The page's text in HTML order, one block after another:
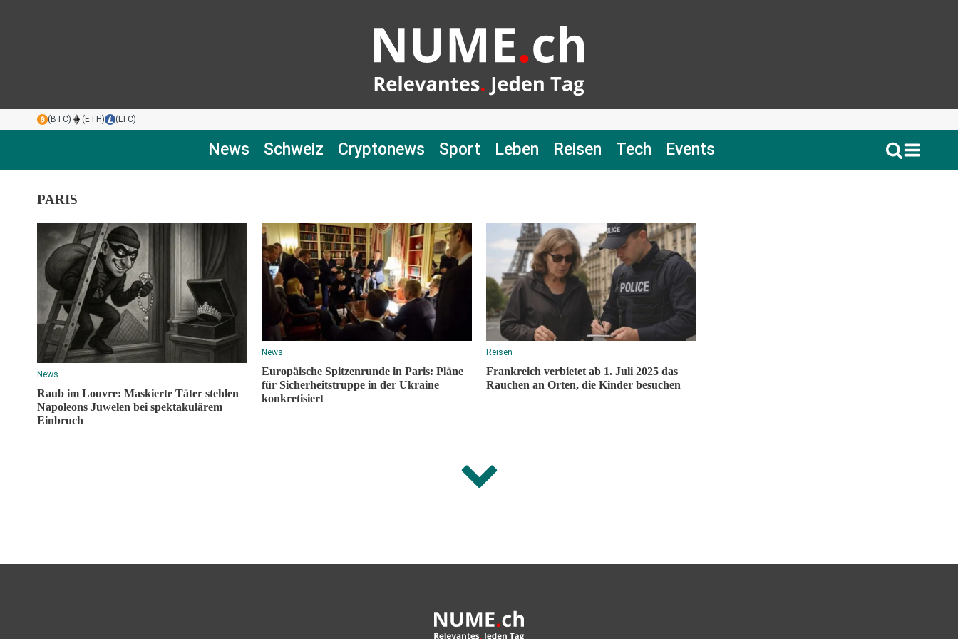
(BTC) (ETH) (LTC)
News Schweiz Cryptonews Sport Leben Reisen Tech Events
PARIS
News
Raub im Louvre: Maskierte Täter stehlen
Napoleons Juwelen bei spektakulärem
Einbruch
News
Europäische Spitzenrunde in Paris: Pläne
für Sicherheitstruppe in der Ukraine
konkretisiert
Reisen
Frankreich verbietet ab 1. Juli 2025 das
Rauchen an Orten, die Kinder besuchen